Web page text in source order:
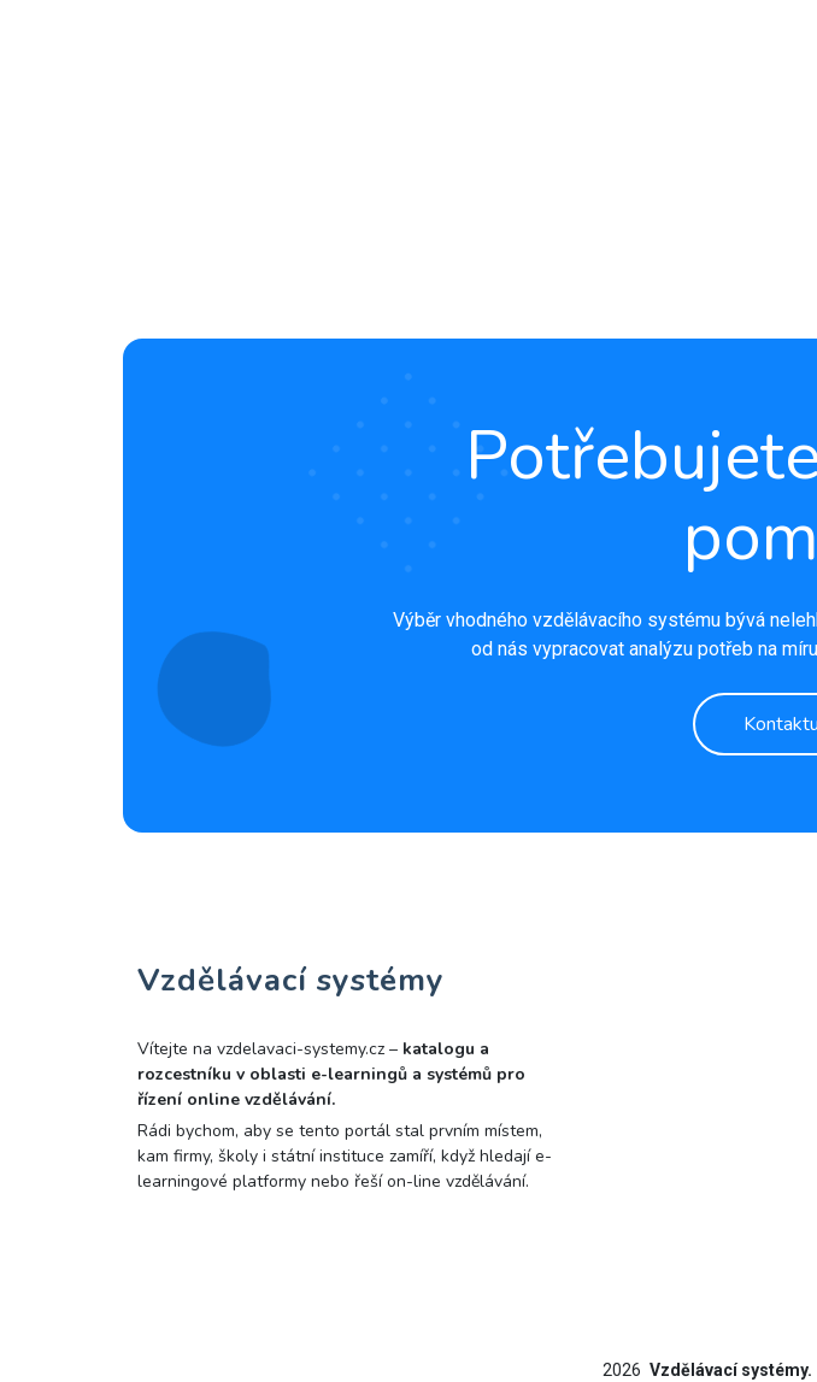
Výběr vhodného vzdělávacího systému bývá
od nás vypracovat analýzu potřeb na
Vzdělávací systémy
Vítejte na vzdelavaci-systemy.cz – katalogu a
rozcestníku v oblasti e-learningů a systémů pro
řízení online vzdělávání.
Rádi bychom, aby se tento portál stal prvním místem,
kam firmy, školy i státní instituce zamíří, když hledají e-
learningové platformy nebo řeší on-line vzdělávání.
2026 Vzdělávací systémy.